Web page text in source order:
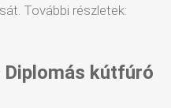
További részletek:
kútfúró